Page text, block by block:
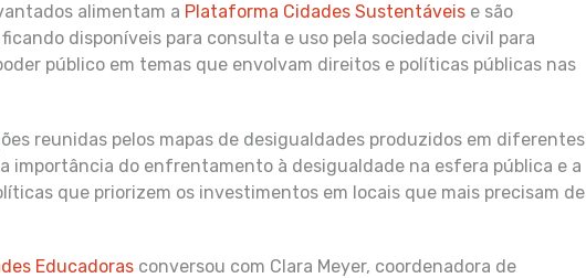
alimentam a Plataforma Cidades Sustentáveis e são
ficando disponíveis para consulta e uso pela sociedade civil para
público em temas que envolvam direitos e políticas públicas nas
reunidas pelos mapas de desigualdades produzidos em diferentes
importância do enfrentamento à desigualdade na esfera pública e a
que priorizem os investimentos em locais que mais precisam de
Educadoras conversou com Clara Meyer, coordenadora de